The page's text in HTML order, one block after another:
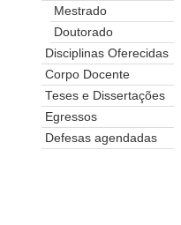
Mestrado
Doutorado
Disciplinas Oferecidas
Corpo Docente
Teses e Dissertações
Egressos
Defesas agendadas